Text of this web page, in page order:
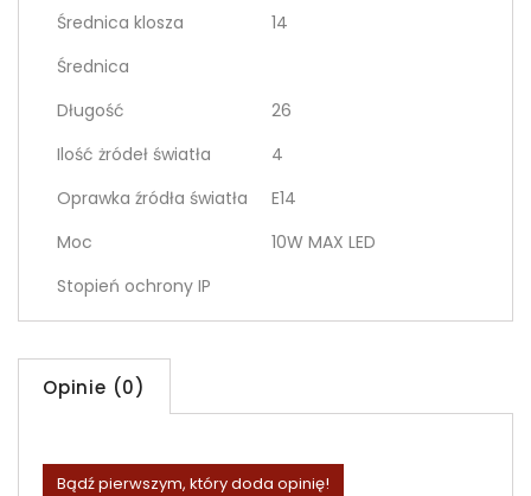
Średnica klosza
14
Średnica
Długość
26
Ilość żródeł światła
4
Oprawka źródła światła
E14
Moc
10W MAX LED
Stopień ochrony IP
Opinie (0)
Bądź pierwszym, który doda opinię!